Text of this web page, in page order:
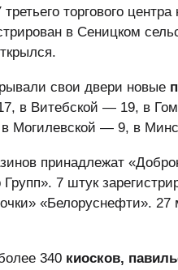
торгового центра
в Сеницком
свои двери новые
в Витебской — 19, в
Могилевской — 9, в
принадлежат
7 штук
«Белоруснефти». 27
340 киосков,